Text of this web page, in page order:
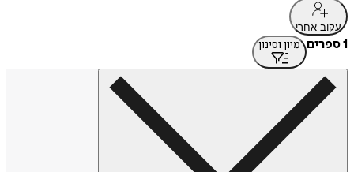
עקוב אחרי
1 ספרים מיון וסינון